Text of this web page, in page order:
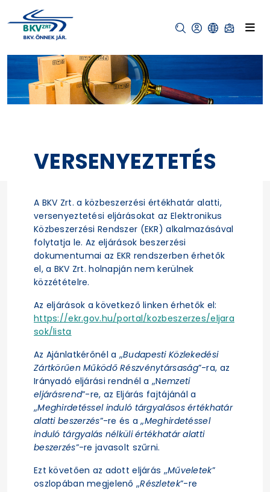
VERSENYEZTETÉS
A BKV Zrt. a közbeszerzési értékhatár alatti,
versenyeztetési eljárásokat az Elektronikus
Közbeszerzési Rendszer (EKR) alkalmazásával
folytatja le. Az eljárások beszerzési
dokumentumai az EKR rendszerben érhetők
el, a BKV Zrt. holnapján nem kerülnek
közzétételre.
Az eljárások a következő linken érhetők el:
https://ekr.gov.hu/portal/kozbeszerzes/eljara
sok/lista
Az Ajánlatkérőnél a „Budapesti Közlekedési
Zártkörűen Működő Részvénytársaság”-ra, az
Irányadó eljárási rendnél a „Nemzeti
eljárásrend”-re, az Eljárás fajtájánál a
„Meghirdetéssel induló tárgyalásos értékhatár
alatti beszerzés”-re és a „Meghirdetéssel
induló tárgyalás nélküli értékhatár alatti
beszerzés”-re javasolt szűrni.
Ezt követően az adott eljárás „Műveletek”
oszlopában megjelenő „Részletek”-re